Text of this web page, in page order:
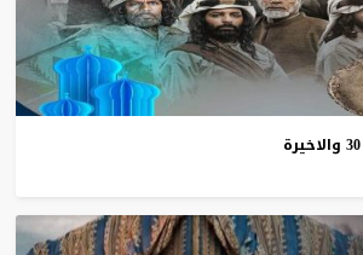
30 والاخيرة